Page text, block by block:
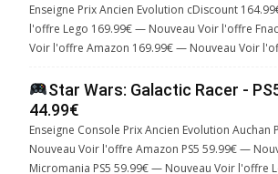
Enseigne Prix Ancien Evolution cDiscount
l'offre Lego 169.99€ — Nouveau Voir l'offre
Voir l'offre Amazon 169.99€ — Nouveau Voir
Star Wars: Galactic Racer -
44.99€
Enseigne Console Prix Ancien Evolution Auchan
Nouveau Voir l'offre Amazon PS5 59.99€ —
Micromania PS5 59.99€ — Nouveau Voir l'offre